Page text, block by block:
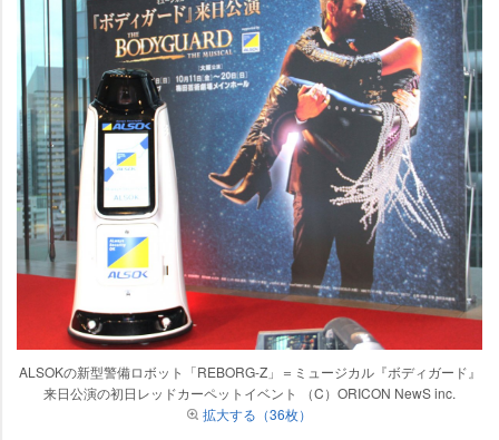
ALSOKの新型警備ロボット「REBORG-Z」＝ミュージカル『ボディガード』
来日公演の初日レッドカーペットイベント （C）ORICON NewS inc.
拡大する（36枚）